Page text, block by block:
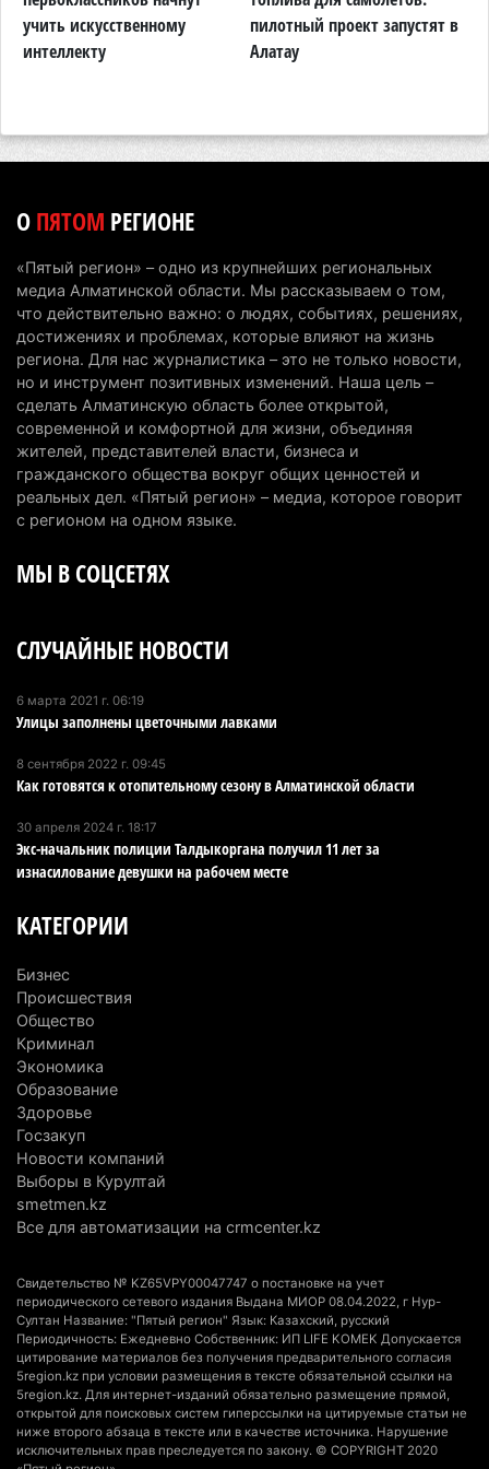
рабочих мест
4 августа 2026 г. 15:11
потушить пожар в Аксайском ущелье
В Алматы приостановили лицензии 350
строительным компаниям
4 августа 2026 г. 12:06 224
В команде акима Алатау новое назначение: кто
возглавил аппарат города
4 августа 2026 г. 11:40
Выборы в Курултай: Алматинская область вошла
количеством избирателей
«От экспорта сырья - к сложным
Актобе план диверсификации
3 августа 2026 г. 20:46
Солдат-срочник выпал из окна четвертого этажа
3 августа 2026 г. 18:08
Спустя 78 лет тигр вновь вернулся в дикую
3 августа 2026 г. 16:16
Кыргызстан обогнал Казахстан по темпам роста
сельского хозяйства. Что это значит для
Алматинской области
3 августа 2026 г. 15:43
На выборах в Курултай можно будет
проголосовать «Против всех»
3 августа 2026 г. 13:51
В Конаеве появится завод по переработке
мусора за 11 млрд тенге
Миллионы из ОСМС похитили через
стоматологии: в Алматинской области вынесли
приговор
3 августа 2026 г. 10:17 187
Конная прогулка на Кольсае закончилась
учить искусственному
интеллекту
пилотный проект запустят в
Алатау
ОПЯТОМ РЕГИОНЕ
«Пятый регион» – одно из крупнейших региональных
медиа Алматинской области. Мы рассказываем о том,
что действительно важно: о людях, событиях, решениях,
достижениях и проблемах, которые влияют на жизнь
региона. Для нас журналистика – это не только новости,
но и инструмент позитивных изменений. Наша цель –
сделать Алматинскую область более открытой,
современной и комфортной для жизни, объединяя
жителей, представителей власти, бизнеса и
гражданского общества вокруг общих ценностей и
реальных дел. «Пятый регион» – медиа, которое говорит
с регионом на одном языке.
МЫ В СОЦСЕТЯХ
СЛУЧАЙНЫЕ НОВОСТИ
6 марта 2021 г. 06:19
Улицы заполнены цветочными лавками
8 сентября 2022 г. 09:45
Как готовятся к отопительному сезону в Алматинской области
30 апреля 2024 г. 18:17
Экс-начальник полиции Талдыкоргана получил 11 лет за
изнасилование девушки на рабочем месте
КАТЕГОРИИ
Бизнес
Происшествия
Общество
Криминал
Экономика
Образование
Здоровье
Госзакуп
Новости компаний
Выборы в Курултай
smetmen.kz
Все для автоматизации на crmcenter.kz
Свидетельство № KZ65VPY00047747 о постановке на учет
периодического сетевого издания Выдана МИОР 08.04.2022, г Нур-
Султан Название: "Пятый регион" Язык: Казахский, русский
Периодичность: Ежедневно Собственник: ИП LIFE KOMEK Допускается
цитирование материалов без получения предварительного согласия
5region.kz при условии размещения в тексте обязательной ссылки на
5region.kz. Для интернет-изданий обязательно размещение прямой,
открытой для поисковых систем гиперссылки на цитируемые статьи не
ниже второго абзаца в тексте или в качестве источника. Нарушение
исключительных прав преследуется по закону. © COPYRIGHT 2020